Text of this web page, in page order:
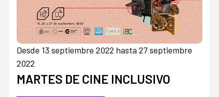
Desde 13 septiembre 2022 hasta 27 septiembre
2022
MARTES DE CINE INCLUSIVO